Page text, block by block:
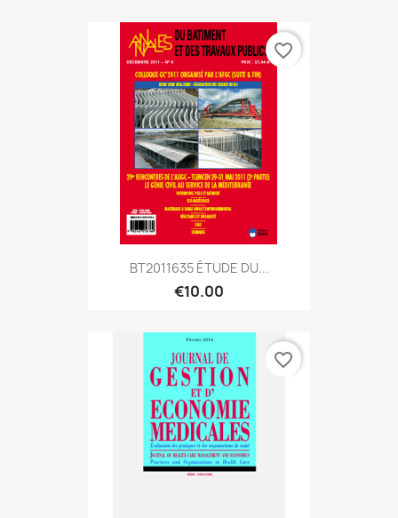
BT2011635 ÉTUDE DU...
€10.00
favorite_border
favorite_border